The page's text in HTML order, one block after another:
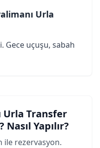
Urla
Gece uçuşu, sabah
Urla Transfer
Yapılır?
ile rezervasyon.